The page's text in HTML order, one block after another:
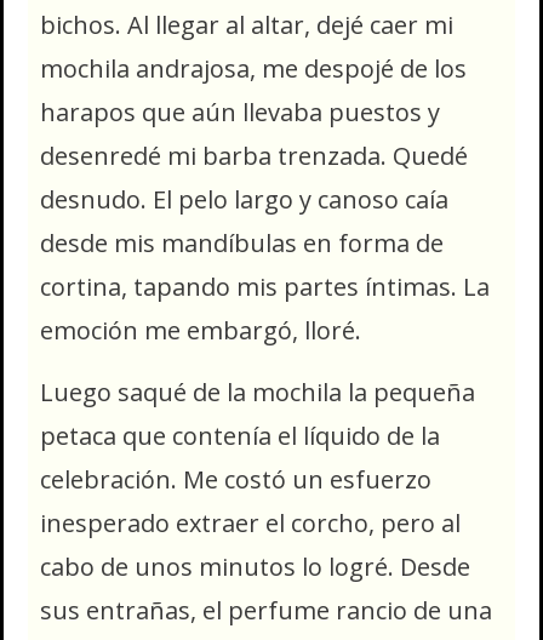
bichos. Al llegar al altar, dejé caer mi
mochila andrajosa, me despojé de los
harapos que aún llevaba puestos y
desenredé mi barba trenzada. Quedé
desnudo. El pelo largo y canoso caía
desde mis mandíbulas en forma de
cortina, tapando mis partes íntimas. La
emoción me embargó, lloré.
Luego saqué de la mochila la pequeña
petaca que contenía el líquido de la
celebración. Me costó un esfuerzo
inesperado extraer el corcho, pero al
cabo de unos minutos lo logré. Desde
sus entrañas, el perfume rancio de una